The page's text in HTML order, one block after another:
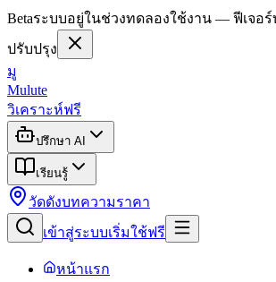
Betaระบบอยู่ในช่วงทดลองใช้งาน — ฟีเจอ
ปรับปรุง
มู
Mulute
วิเคราะห์ฟรี
ปรึกษา AI
เรียนรู้
วัดดังบทความราคา
เข้าสู่ระบบเริ่มใช้ฟรี
หน้าแรก